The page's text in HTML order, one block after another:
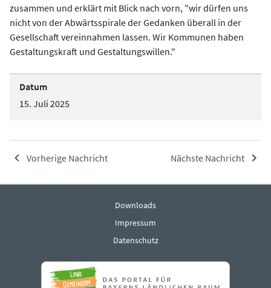
zusammen und erklärt mit Blick nach vorn, "wir dürfen uns
nicht von der Abwärtsspirale der Gedanken überall in der
Gesellschaft vereinnahmen lassen. Wir Kommunen haben
Gestaltungskraft und Gestaltungswillen."
Datum
15. Juli 2025
Vorherige Nachricht Nächste Nachricht
Downloads
Impressum
Datenschutz